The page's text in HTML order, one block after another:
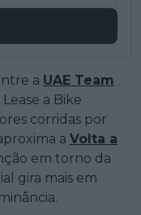
a UAE Team
a Bike
corridas por
a Volta a
em torno da
gira mais em